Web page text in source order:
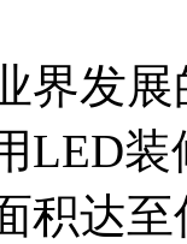
界发
LED
积达